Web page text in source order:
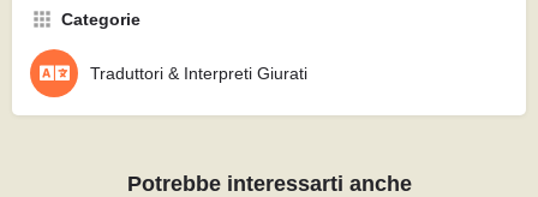
Categorie
Traduttori & Interpreti Giurati
Potrebbe interessarti anche